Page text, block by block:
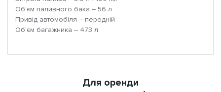
Об’єм паливного бака – 56 л
Привід автомобіля – передній
Об’єм багажника – 473 л
Для оренди